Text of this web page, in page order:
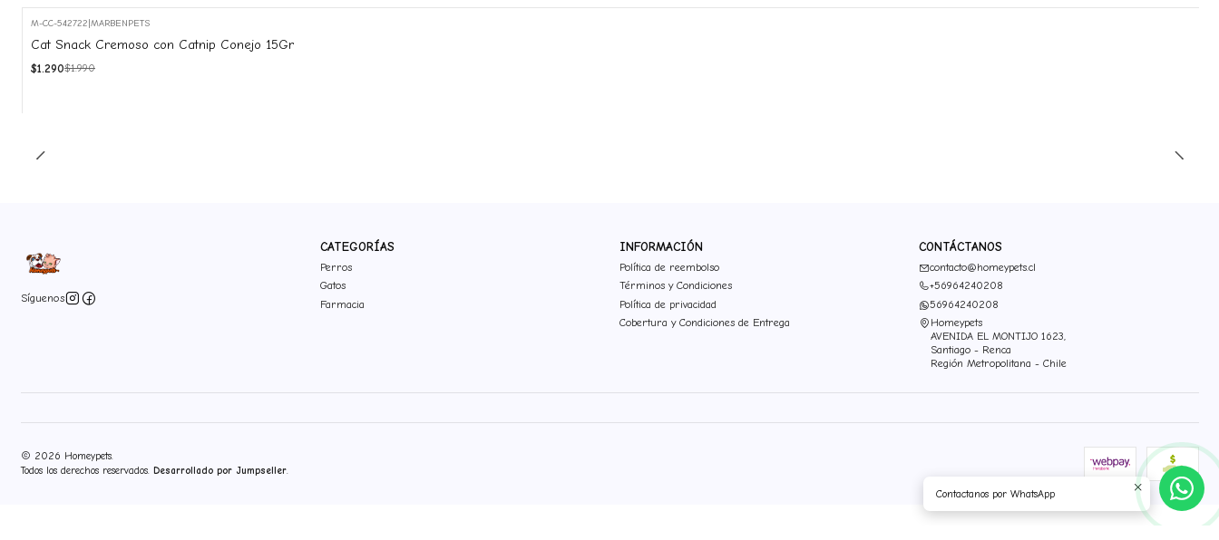
-35%
OFF
M-CC-542722 MARBENPETS
Cat Snack Cremoso con Catnip Conejo 15Gr
$1.290$1.990
Síguenos
CATEGORÍAS
Perros
Gatos
Farmacia
INFORMACIÓN
Política de reembolso
Términos y Condiciones
Política de privacidad
Cobertura y Condiciones de Entrega
CONTÁCTANOS
contacto@homeypets.cl
+56964240208
56964240208
Homeypets
AVENIDA EL MONTIJO 1623,
Santiago - Renca
Región Metropolitana - Chile
2026 Homeypets.
Todos los derechos reservados. Desarrollado por Jumpseller.
Contactanos por WhatsApp